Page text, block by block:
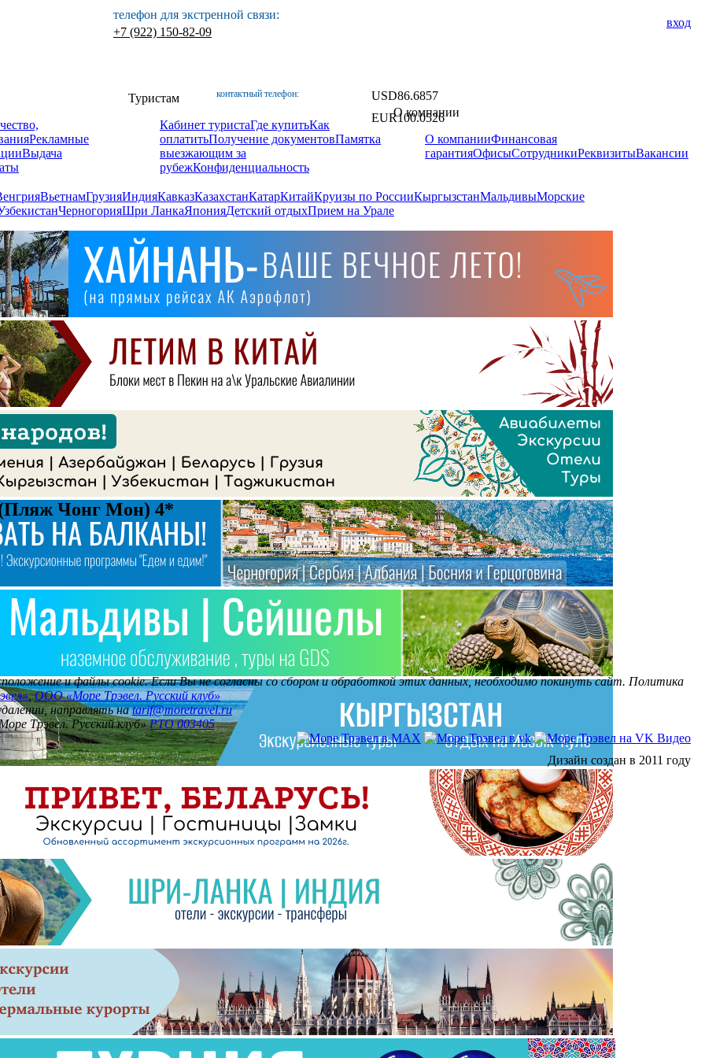
вход
телефон для экстренной связи:
+7 (922) 150-82-09
контактный телефон: USD86.6857
EUR100.0526
Рекламные
Выдача
Туристам
Кабинет туристаГде купитьКак
оплатитьПолучение документовПамятка
выезжающим за
рубежКонфиденциальность
О компании
О компанииФинансовая
гарантияОфисыСотрудникиРеквизитыВакансии
ВьетнамГрузияИндияКавказКазахстанКатарКитайКруизы по РоссииКыргызстанМальдивыМорские
ЧерногорияШри ЛанкаЯпонияДетский отдыхПрием на Урале
(Пляж Чонг Мон) 4*
и файлы cookie. Если Вы не согласны со сбором и обработкой этих данных, необходимо покинуть сайт. Политика
,ООО «Море Трэвел. Русский клуб»
направлять наtarif@moretravel.ru
Трэвел. Русский клуб»РТО 003405
Дизайн создан в 2011 году